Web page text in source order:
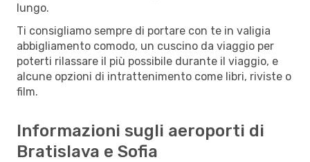
lungo.
Ti consigliamo sempre di portare con te in valigia
abbigliamento comodo, un cuscino da viaggio per
poterti rilassare il più possibile durante il viaggio, e
alcune opzioni di intrattenimento come libri, riviste o
film.
Informazioni sugli aeroporti di
Bratislava e Sofia